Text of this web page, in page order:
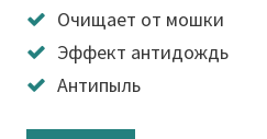
Очищает от мошки
Эффект антидождь
Антипыль